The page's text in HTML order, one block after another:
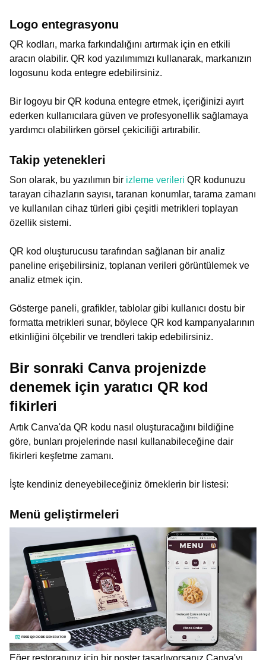
Logo entegrasyonu
QR kodları, marka farkındalığını artırmak için en etkili
aracın olabilir. QR kod yazılımımızı kullanarak, markanızın
logosunu koda entegre edebilirsiniz.
Bir logoyu bir QR koduna entegre etmek, içeriğinizi ayırt
ederken kullanıcılara güven ve profesyonellik sağlamaya
yardımcı olabilirken görsel çekiciliği artırabilir.
Takip yetenekleri
Son olarak, bu yazılımın bir izleme verileri QR kodunuzu
tarayan cihazların sayısı, taranan konumlar, tarama zamanı
ve kullanılan cihaz türleri gibi çeşitli metrikleri toplayan
özellik sistemi.
QR kod oluşturucusu tarafından sağlanan bir analiz
paneline erişebilirsiniz, toplanan verileri görüntülemek ve
analiz etmek için.
Gösterge paneli, grafikler, tablolar gibi kullanıcı dostu bir
formatta metrikleri sunar, böylece QR kod kampanyalarının
etkinliğini ölçebilir ve trendleri takip edebilirsiniz.
Bir sonraki Canva projenizde
denemek için yaratıcı QR kod
fikirleri
Artık Canva'da QR kodu nasıl oluşturacağını bildiğine
göre, bunları projelerinde nasıl kullanabileceğine dair
fikirleri keşfetme zamanı.
İşte kendiniz deneyebileceğiniz örneklerin bir listesi:
Menü geliştirmeleri
Eğer restoranınız için bir poster tasarlıyorsanız Canva'yı